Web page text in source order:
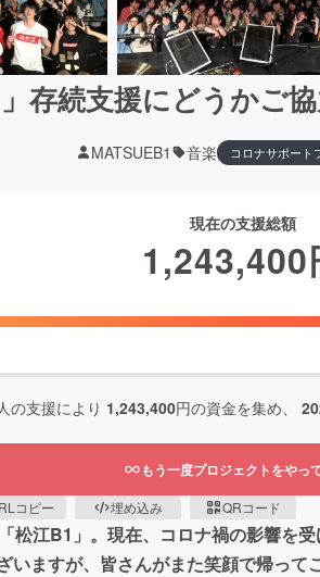
存続支援にどうかご
MATSUEB1 音楽 コロナサポート
現在の支援総額
1,243,400
の支援により 1,243,400円の資金を集め、
もう一度プロジェクトをやっ
コピー 埋め込み QRコード
松江B1」。現在、コロナ禍の影響を
ますが、皆さんがまた笑顔で帰って